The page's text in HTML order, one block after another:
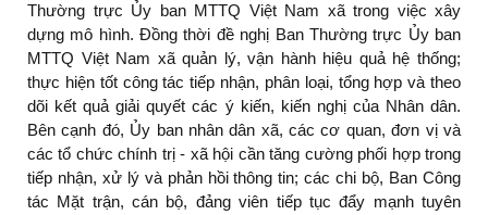
Thường trực Ủy ban MTTQ Việt Nam xã trong việc xây
dựng mô hình. Đồng thời đề nghị Ban Thường trực Ủy ban
MTTQ Việt Nam xã quản lý, vận hành hiệu quả hệ thống;
thực hiện tốt công tác tiếp nhận, phân loại, tổng hợp và theo
dõi kết quả giải quyết các ý kiến, kiến nghị của Nhân dân.
Bên cạnh đó, Ủy ban nhân dân xã, các cơ quan, đơn vị và
các tổ chức chính trị - xã hội cần tăng cường phối hợp trong
tiếp nhận, xử lý và phản hồi thông tin; các chi bộ, Ban Công
tác Mặt trận, cán bộ, đảng viên tiếp tục đẩy mạnh tuyên